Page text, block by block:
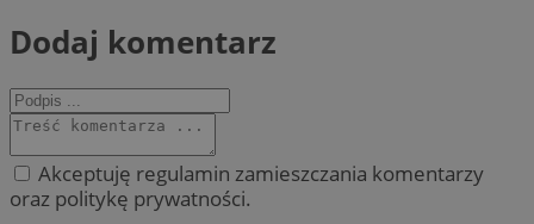
Dodaj komentarz
Akceptuję regulamin zamieszczania komentarzy
oraz politykę prywatności.